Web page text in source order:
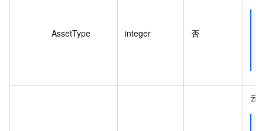
AssetType integer 否
云